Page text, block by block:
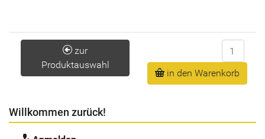
zur
Produktauswahl
Anzahl
in den Warenkorb
Willkommen zurück!